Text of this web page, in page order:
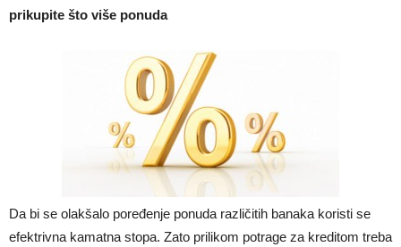
prikupite što više ponuda
Da bi se olakšalo poređenje ponuda različitih banaka koristi se
efektrivna kamatna stopa. Zato prilikom potrage za kreditom treba